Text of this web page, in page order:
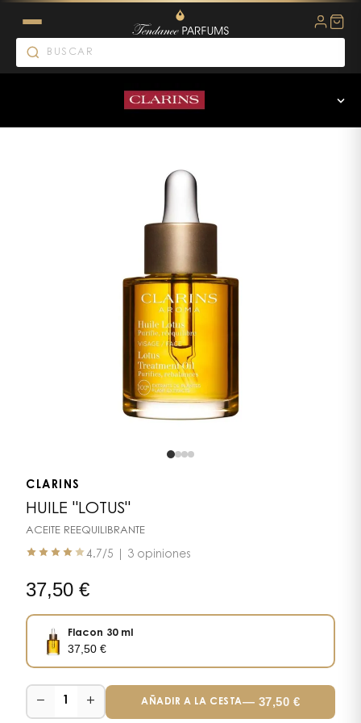
CLARINS
HUILE "LOTUS"
ACEITE REEQUILIBRANTE
4.7/5 | 3 opiniones
37,50 €
Flacon 30 ml
37,50€
− 1 + AÑADIR A LA CESTA— 37,50 €